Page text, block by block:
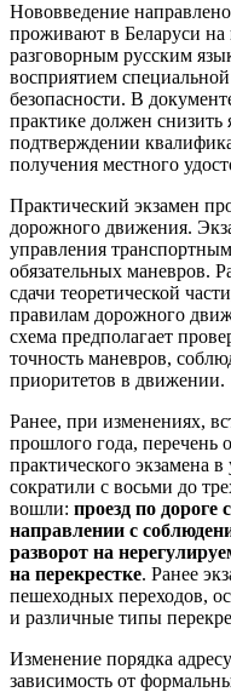
Нововведение
проживают в Беларуси на
разговорным русским
восприятием
безопасности. В
практике должен снизить
подтверждении
получения местного
Практический экзамен
дорожного движения.
управления
обязательных маневров.
сдачи теоретической
правилам дорожного
схема предполагает
точность маневров,
приоритетов в движении.
Ранее, при изменениях,
прошлого года, перечень
практического экзамена
сократили с восьми до
вошли: проезд по дороге
направлении с
разворот на
на перекрестке. Ранее
пешеходных переходов,
и различные типы
Изменение порядка
зависимость от